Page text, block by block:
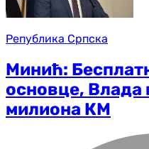
Република Српска
Минић:
основце, Влада
милиона КМ